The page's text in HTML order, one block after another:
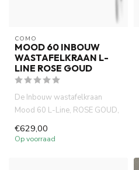
COMO
MOOD 60 INBOUW
WASTAFELKRAAN L-
LINE ROSE GOUD
De Inbouw wastafelkraan
Mood 60 L-Line, ROSE GOUD,
mess...
€629,00
Op voorraad